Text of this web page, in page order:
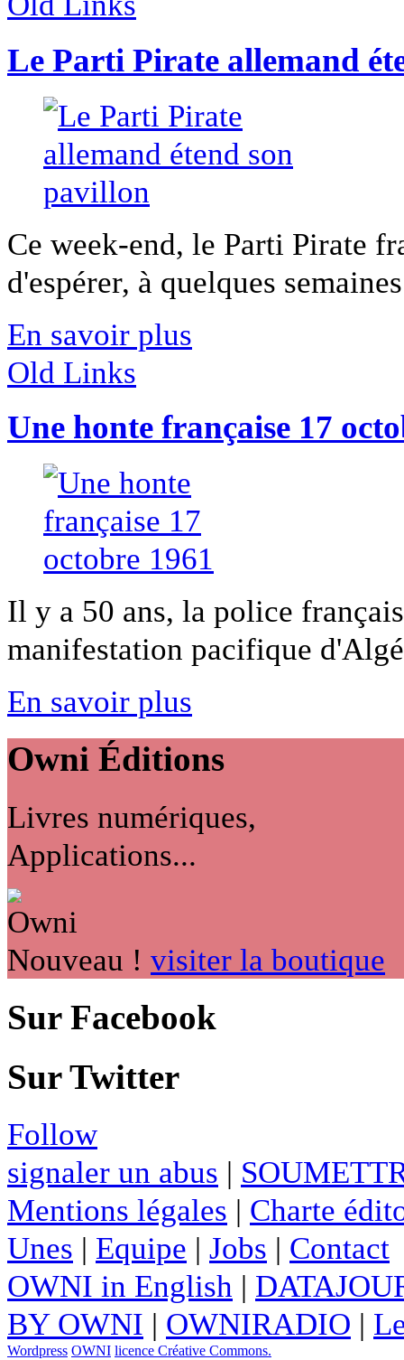
Le Parti Pirate allemand
Ce week-end, le Parti Pirate
d'espérer, à quelques
En savoir plus
Old Links
Une honte française 17
Il y a 50 ans, la police
manifestation pacifique
En savoir plus
Owni Éditions
Livres numériques,
Applications...
Nouveau ! visiter la boutique
Sur Facebook
Sur Twitter
Follow
signaler un abus |
Mentions légales | Charte
Unes | Equipe | Jobs | Contact
OWNI in English |
BY OWNI | OWNIRADIO |
Wordpress OWNI licence Créative Commons.